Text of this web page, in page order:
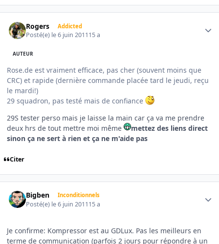
Rogers Addicted
Posté(e) le 6 juin 201115 a
AUTEUR
Rose.de est vraiment efficace, pas cher (souvent moins que
CRC) et rapide (dernière commande placée tard le jeudi, reçu
le mardi!)
29 squadron, pas testé mais de confiance
29S tester perso mais je laisse la main car ça va me prendre
deux hrs de tout mettre moi même
mettez des liens direct
sinon ça ne sert à rien et ça ne m'aide pas
Citer
Bigben Inconditionnels
Posté(e) le 6 juin 201115 a
Je confirme: Kompressor est au GDLux. Pas les meilleurs en
terme de communication (parfois 2 jours pour répondre à un